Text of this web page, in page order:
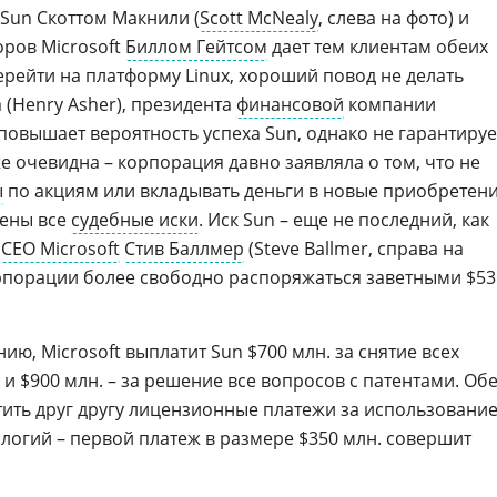
Скоттом Макнили (Scott McNealy, слева на фото) и
Microsoft Биллом Гейтсом дает тем клиентам обеих
на платформу Linux, хороший повод не делать
Asher), президента финансовой компании
вероятность успеха Sun, однако не
очевидна – корпорация давно заявляла о том, что не
по акциям или вкладывать деньги в новые
все судебные иски. Иск Sun – еще не последний, как
CEO Microsoft Стив Баллмер (Steve Ballmer, справа на
более свободно распоряжаться заветными $53
Microsoft выплатит Sun $700 млн. за снятие всех
$900 млн. – за решение все вопросов с патентами. Обе
друг другу лицензионные платежи за использование
– первой платеж в размере $350 млн. совершит